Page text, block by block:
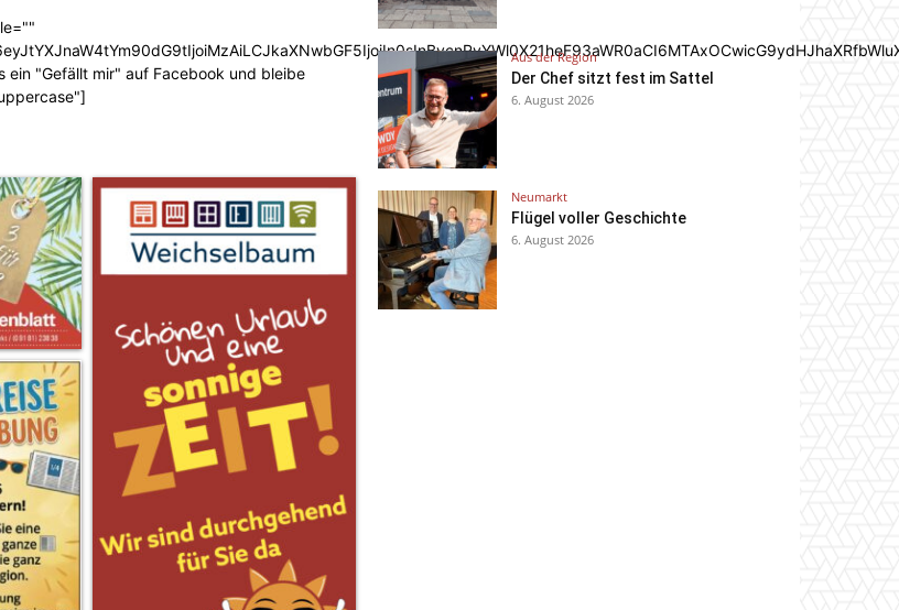
ein "Gefällt mir" auf Facebook und bleibe
Aus der Region
Der Chef sitzt fest im Sattel
6. August 2026
Neumarkt
Flügel voller Geschichte
6. August 2026